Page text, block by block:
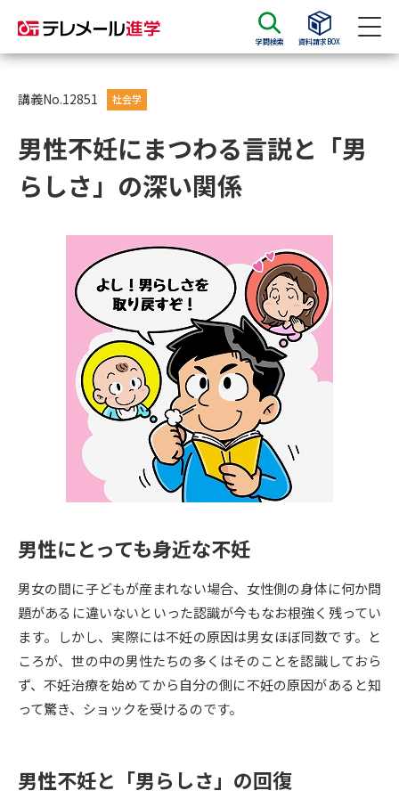
学問検索 資料請求BOX
資料請求
大学・短大の資料種類から請求
総合型選抜・学校推薦型選抜 募
大学入学共通テスト利用選抜の
募集要項＆願書
大学・短大以外の資料から請求
専門学校の資料請求 大学院の資料請求
留学・進学関連、塾・予備校
大学入学共通テスト「受験案
内」の請求
大学入学共通テスト「受験上の
配慮案内」の請求
高等学校卒業程度認定試験
幼稚園教員資格認定試験 小学校教員資格認定試験
高等学校（情報）教員資格認定
試験
大学研究 大学検索
新増設大学・学部・学科特集
国際・グローバルに強い大学特
集
講義No.12851 社会学
男性不妊にまつわる言説と「男
らしさ」の深い関係
男性にとっても身近な不妊
男女の間に子どもが産まれない場合、女性側の身体に何か問
題があるに違いないといった認識が今もなお根強く残ってい
ます。しかし、実際には不妊の原因は男女ほぼ同数です。と
ころが、世の中の男性たちの多くはそのことを認識しておら
ず、不妊治療を始めてから自分の側に不妊の原因があると知
って驚き、ショックを受けるのです。
男性不妊と「男らしさ」の回復